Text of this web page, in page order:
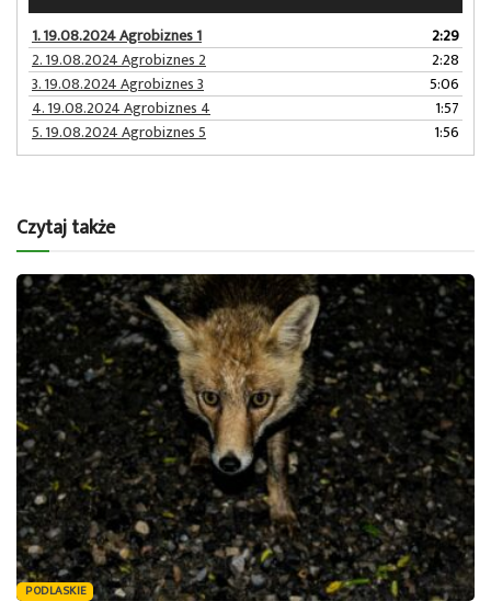
dźwiękowych
1.19.08.2024 Agrobiznes 1
2:29
2.19.08.2024 Agrobiznes 2
2:28
3.19.08.2024 Agrobiznes 3
5:06
4.19.08.2024 Agrobiznes 4
1:57
5.19.08.2024 Agrobiznes 5 1:56
Czytaj także
PODLASKIE